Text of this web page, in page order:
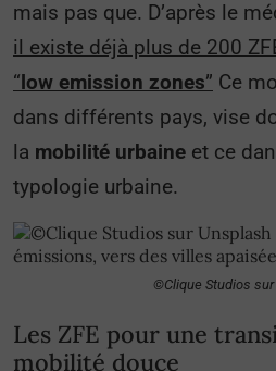
mais pas que. D’après le
il existe déjà plus de 200
“low emission zones” Ce
dans différents pays, vise
la mobilité urbaine et ce
typologie urbaine.
©Clique Studios
Les ZFE pour une
mobilité douce